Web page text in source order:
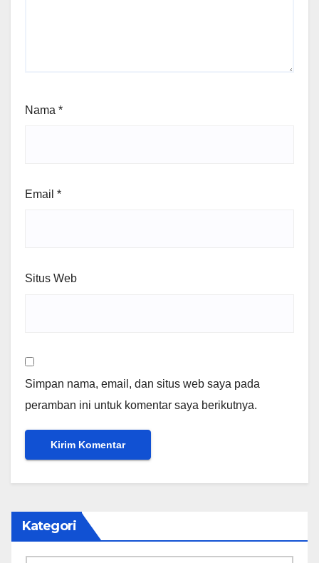
Nama *
Email *
Situs Web
Simpan nama, email, dan situs web saya pada
peramban ini untuk komentar saya berikutnya.
Kategori